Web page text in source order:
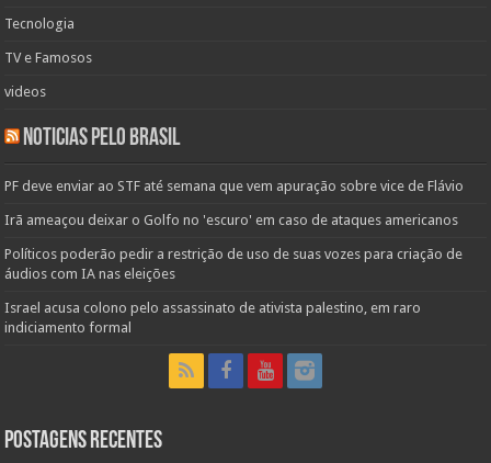
Tecnologia
TV e Famosos
videos
Noticias pelo Brasil
PF deve enviar ao STF até semana que vem apuração sobre vice de Flávio
Irã ameaçou deixar o Golfo no 'escuro' em caso de ataques americanos
Políticos poderão pedir a restrição de uso de suas vozes para criação de
áudios com IA nas eleições
Israel acusa colono pelo assassinato de ativista palestino, em raro
indiciamento formal
Postagens Recentes